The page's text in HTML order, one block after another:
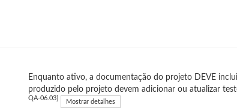
Enquanto ativo, a documentação do projeto DEVE
produzido pelo projeto devem adicionar ou atualizar
QA-06.03] Mostrar detalhes